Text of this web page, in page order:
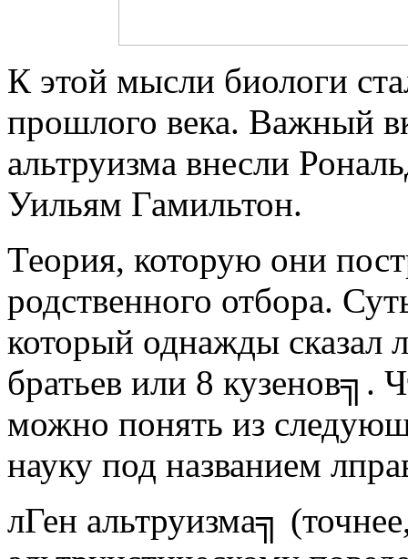
К этой мысли биологи
прошлого века. Важный
альтруизма внесли
Уильям Гамильтон.
Теория, которую они
родственного отбора.
который однажды сказал
братьев или 8 кузенов╗.
можно понять из
науку под названием
лГен альтруизма╗